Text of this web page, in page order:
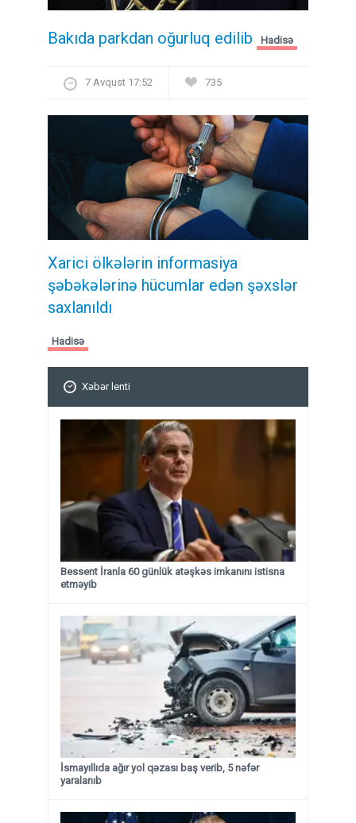
Bakıda parkdan oğurluq edilib Hadisə
7 Avqust 17:52 735
Xarici ölkələrin informasiya
şəbəkələrinə hücumlar edən şəxslər
saxlanıldı
Hadisə
Xəbər lenti
Bessent İranla 60 günlük atəşkəs imkanını istisna
etməyib
İsmayıllıda ağır yol qəzası baş verib, 5 nəfər
yaralanıb